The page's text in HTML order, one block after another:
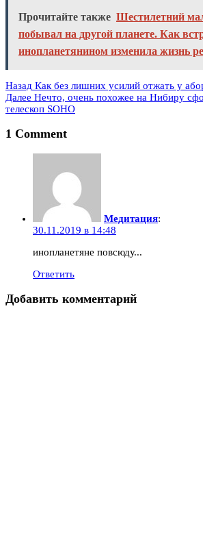
Прочитайте также Шестилетний
побывал на другой планете. Как
инопланетянином изменила жизнь
Назад Как без лишних усилий отжать у
Далее Нечто, очень похожее на Нибиру
телескоп SOHO
1 Comment
Медитация:
30.11.2019 в 14:48
инопланетяне повсюду...
Ответить
Добавить комментарий